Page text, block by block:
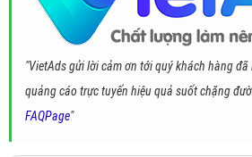
"VietAds gửi lời cảm ơn tới quý khách hàng
quảng cáo trực tuyến hiệu quả suốt chặng
FAQPage"